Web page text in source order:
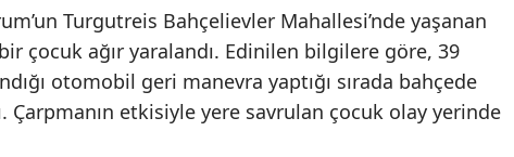
Turgutreis Bahçelievler Mahallesi’nde yaşanan
çocuk ağır yaralandı. Edinilen bilgilere göre, 39
otomobil geri manevra yaptığı sırada bahçede
Çarpmanın etkisiyle yere savrulan çocuk olay yerinde